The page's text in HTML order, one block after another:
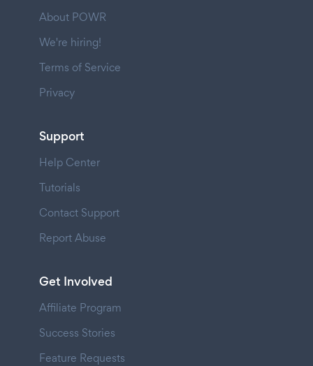
About POWR
We're hiring!
Terms of Service
Privacy
Support
Help Center
Tutorials
Contact Support
Report Abuse
Get Involved
Affiliate Program
Success Stories
Feature Requests